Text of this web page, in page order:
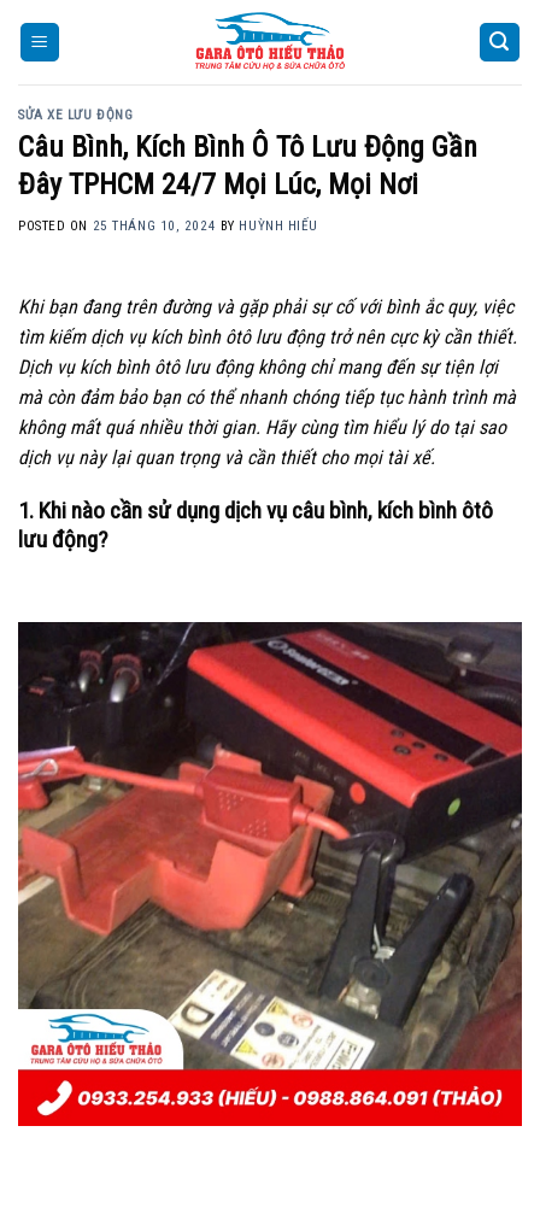
SỬA XE LƯU ĐỘNG
Câu Bình, Kích Bình Ô Tô Lưu Động Gần
Đây TPHCM 24/7 Mọi Lúc, Mọi Nơi
POSTED ON 25 THÁNG 10, 2024 BY HUỲNH HIẾU
Khi bạn đang trên đường và gặp phải sự cố với bình ắc quy, việc
tìm kiếm dịch vụ kích bình ôtô lưu động trở nên cực kỳ cần thiết.
Dịch vụ kích bình ôtô lưu động không chỉ mang đến sự tiện lợi
mà còn đảm bảo bạn có thể nhanh chóng tiếp tục hành trình mà
không mất quá nhiều thời gian. Hãy cùng tìm hiểu lý do tại sao
dịch vụ này lại quan trọng và cần thiết cho mọi tài xế.
1. Khi nào cần sử dụng dịch vụ câu bình, kích bình ôtô
lưu động?